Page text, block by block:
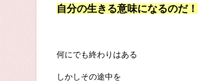
自分の生きる意味になるのだ！
何にでも終わりはある
しかしその途中を